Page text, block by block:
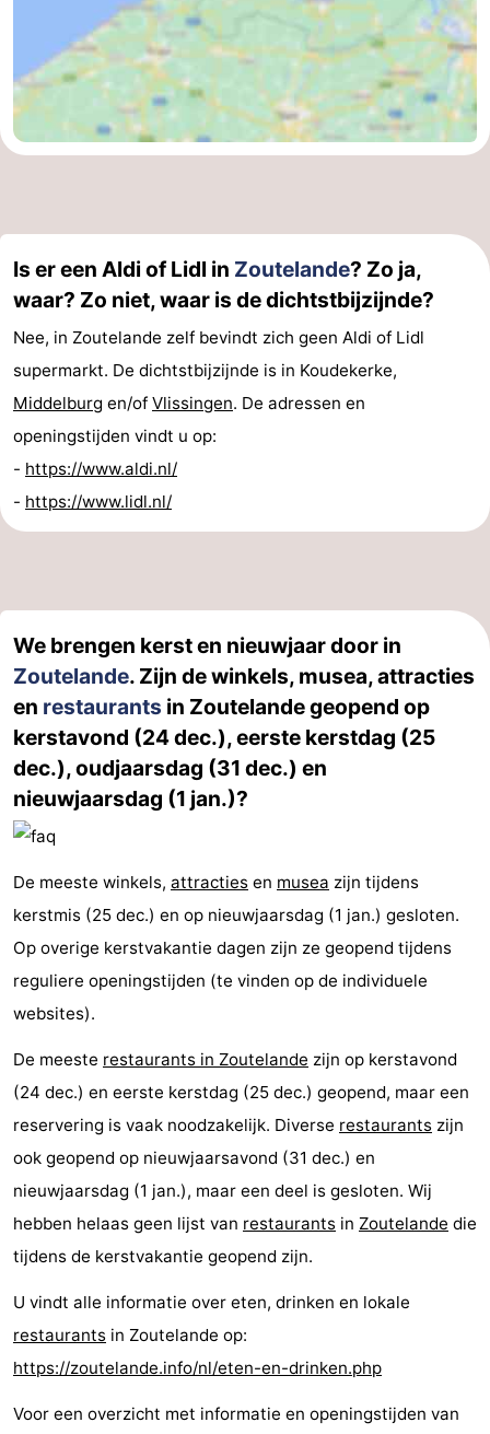
Is er een Aldi of Lidl in Zoutelande? Zo ja,
waar? Zo niet, waar is de dichtstbijzijnde?
Nee, in Zoutelande zelf bevindt zich geen Aldi of Lidl
supermarkt. De dichtstbijzijnde is in Koudekerke,
Middelburg en/of Vlissingen. De adressen en
openingstijden vindt u op:
- https://www.aldi.nl/
- https://www.lidl.nl/
We brengen kerst en nieuwjaar door in
Zoutelande. Zijn de winkels, musea, attracties
en restaurants in Zoutelande geopend op
kerstavond (24 dec.), eerste kerstdag (25
dec.), oudjaarsdag (31 dec.) en
nieuwjaarsdag (1 jan.)?
De meeste winkels, attracties en musea zijn tijdens
kerstmis (25 dec.) en op nieuwjaarsdag (1 jan.) gesloten.
Op overige kerstvakantie dagen zijn ze geopend tijdens
reguliere openingstijden (te vinden op de individuele
websites).
De meeste restaurants in Zoutelande zijn op kerstavond
(24 dec.) en eerste kerstdag (25 dec.) geopend, maar een
reservering is vaak noodzakelijk. Diverse restaurants zijn
ook geopend op nieuwjaarsavond (31 dec.) en
nieuwjaarsdag (1 jan.), maar een deel is gesloten. Wij
hebben helaas geen lijst van restaurants in Zoutelande die
tijdens de kerstvakantie geopend zijn.
U vindt alle informatie over eten, drinken en lokale
restaurants in Zoutelande op:
https://zoutelande.info/nl/eten-en-drinken.php
Voor een overzicht met informatie en openingstijden van